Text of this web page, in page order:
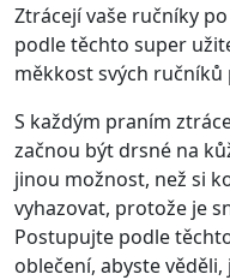
Ztrácejí vaše ručníky
podle těchto super
měkkost svých ručníků
S každým praním
začnou být drsné na
jinou možnost, než si
vyhazovat, protože je
Postupujte podle
oblečení, abyste věděli,